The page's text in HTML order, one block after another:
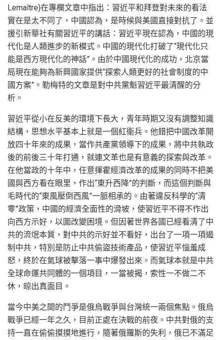
Lemaître)在專欄文章中指出：習近平和拜登對未來的看法
實在是太不同了，中國認為，是時候與美國直接對抗了。並
援引新華社有關習近平的講話：習近平現在認為，中國的現
代化是人類進步的新模式。中國的現代化打破了“現代化只
能是西方現代化的神話”。由於中國現代化的成功，北京當
局現在能夠為新興國家提供“探索人類更好的社會制度的中
國方案”。勒梅特的文章是對中共黨魁習近平最清醒的分
析。
習近平從小在反美的環境下長大，青年時期又沒有調整知識
結構，思想水平基本上就是一個紅衛兵。他錯把中國改革開
放四十年來的成果，當作共產黨領導下的成果，將中共執政
後的前後三十年打通，就連文革也是有意義的探索與改革。
在他當政的十年中，任意揮霍經濟改革的成果的同時不把美
國與西方看在眼里，作出“東升西降”的判斷，而這個判斷與
毛時代的“東風壓倒西風”一脈相承的。由著違反科學的“清
零”政策，中國的經濟全面性的滑坡，使習近平不得不作出
向西方示好，以圖改變困境。但因著世界各國已經看清了中
共的流氓本質，對中共的示好並不看好，出台了一項一項遏
制中共，特別是防止中共偷盜技術產品，使習近平惱羞成
怒，終於在氣球被擊落一事中爆發出來。而氣球本就是中共
全球命運共同體的一個項目，一當被揭，索性一不做二不
休，晾出真面目。
當今中美之間的鬥爭是俄烏戰爭與台灣統一兩個焦點。俄烏
戰爭已經一年之久，目前正處在決戰的前夜。中共對俄的支
持一直在偷偷摸摸地進行，隨著俄羅斯的失利，俄已不滿足